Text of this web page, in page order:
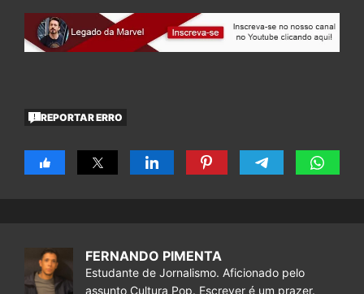
REPORTAR ERRO
FERNANDO PIMENTA
Estudante de Jornalismo. Aficionado pelo
assunto Cultura Pop. Escrever é um prazer.